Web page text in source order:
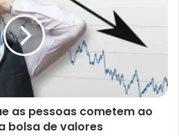
as pessoas cometem ao
bolsa de valores